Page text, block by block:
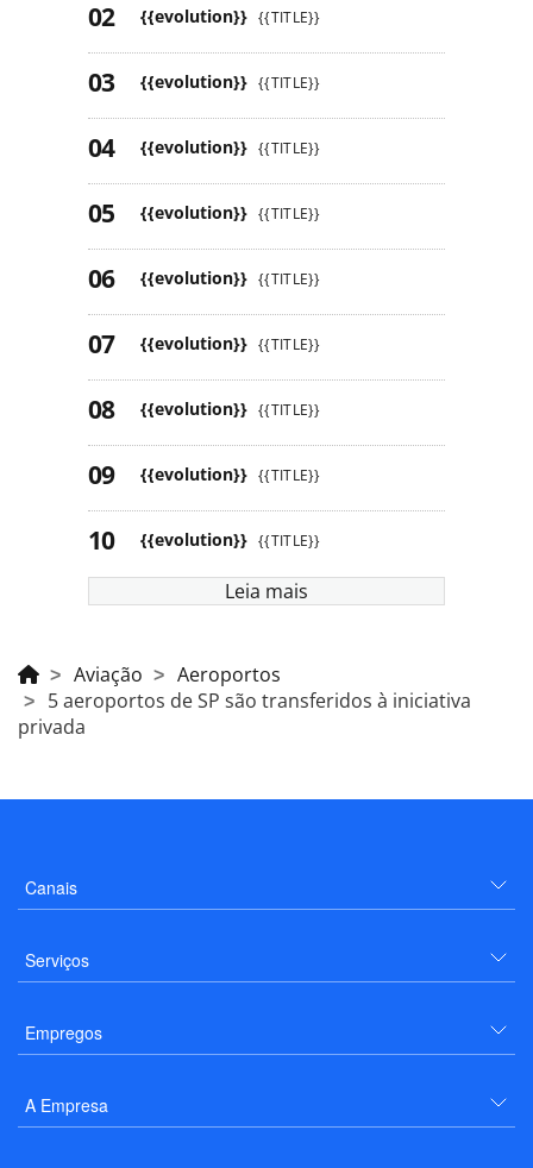
{{evolution}} {{TITLE}}
{{evolution}} {{TITLE}}
{{evolution}} {{TITLE}}
{{evolution}} {{TITLE}}
{{evolution}} {{TITLE}}
{{evolution}} {{TITLE}}
{{evolution}} {{TITLE}}
{{evolution}} {{TITLE}}
{{evolution}} {{TITLE}}
Leia mais
Aviação
Aeroportos
5 aeroportos de SP são transferidos à iniciativa
privada
Canais
Serviços
Empregos
A Empresa